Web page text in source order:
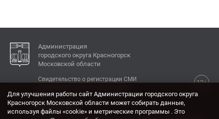
Администрация
городского округа Красногорск
Московской области
12+
Свидетельство о регистрации СМИ
КОНТАКТЫ
Для улучшения работы сайт Администрации городского округа
Красногорск Московской области может собирать данные,
используя файлы «cookie» и метрические программы . Это